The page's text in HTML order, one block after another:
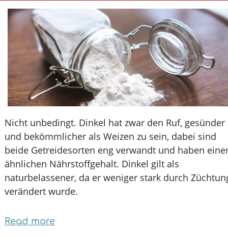
Nicht unbedingt. Dinkel hat zwar den Ruf,
und bekömmlicher als Weizen zu sein, dabei sind
beide Getreidesorten eng verwandt und haben
ähnlichen Nährstoffgehalt. Dinkel gilt als
naturbelassener, da er weniger stark durch
verändert wurde.
Read more